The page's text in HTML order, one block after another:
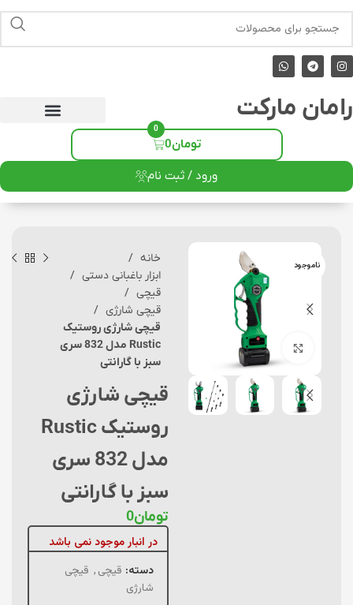
رامان مارکت
تومان0
0
ورود / ثبت نام
ناموجود
برای بزرگنمایی کلیک کنید
خانه
ابزار باغبانی دستی
قیچی
قیچی شارژی
قیچی شارژی روستیک
Rustic مدل 832 سری
سبز با گارانتی
قیچی شارژی
روستیک Rustic
مدل 832 سری
سبز با گارانتی
تومان0
در انبار موجود نمی باشد
دسته: قیچی, قیچی
شارژی